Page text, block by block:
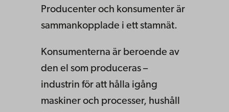
Producenter och konsumenter är
sammankopplade i ett stamnät.
Konsumenterna är beroende av
den el som produceras –
industrin för att hålla igång
maskiner och processer, hushåll